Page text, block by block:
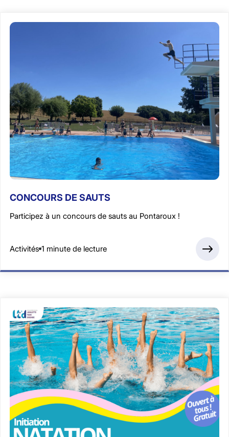
CONCOURS DE SAUTS
Participez à un concours de sauts au Pontaroux !
Activités 1 minute de lecture